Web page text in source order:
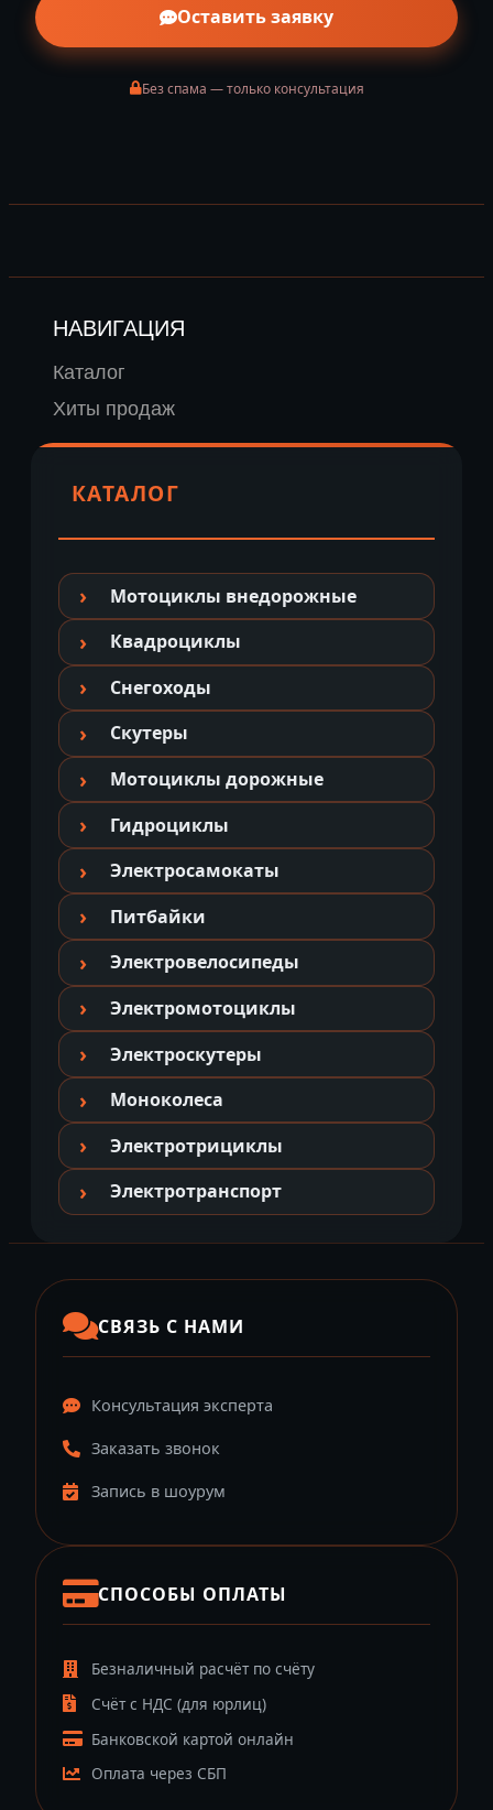
Оставить заявку
Без спама — только консультация
НАВИГАЦИЯ
Каталог
Хиты продаж
КАТАЛОГ
Мотоциклы внедорожные
Квадроциклы
Снегоходы
Скутеры
Мотоциклы дорожные
Гидроциклы
Электросамокаты
Питбайки
Электровелосипеды
Электромотоциклы
Электроскутеры
Моноколеса
Электротрициклы
Электротранспорт
СВЯЗЬ С НАМИ
Консультация эксперта
Заказать звонок
Запись в шоурум
СПОСОБЫ ОПЛАТЫ
Безналичный расчёт по счёту
Счёт с НДС (для юрлиц)
Банковской картой онлайн
Оплата через СБП